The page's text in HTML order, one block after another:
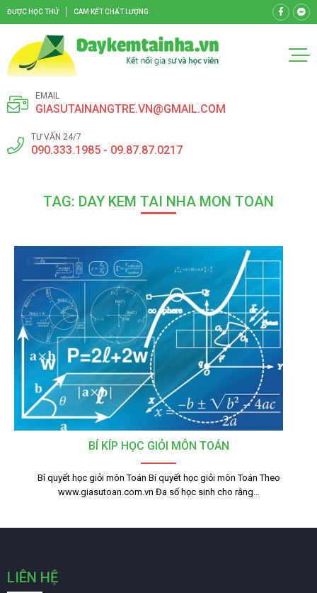
ĐƯỢC HỌC THỬ CAM KẾT CHẤT LƯỢNG
EMAIL
GIASUTAINANGTRE.VN@GMAIL.COM
TƯ VẤN 24/7
090.333.1985 - 09.87.87.0217
TAG: DAY KEM TAI NHA MON TOAN
BÍ KÍP HỌC GIỎI MÔN TOÁN
Bí quyết học giỏi môn Toán Bí quyết học giỏi môn Toán Theo
www.giasutoan.com.vn Đa số học sinh cho rằng…
LIÊN HỆ